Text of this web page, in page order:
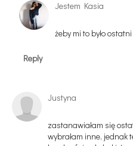
Jestem Kasia
żeby mi to było
Reply
Justyna
zastanawiałam się
wybrałam inne, jednak